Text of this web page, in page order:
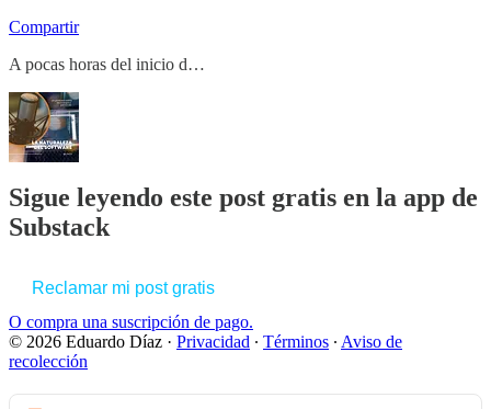
Compartir
A pocas horas del inicio d…
Sigue leyendo este post gratis en la app de
Substack
Reclamar mi post gratis
O compra una suscripción de pago.
© 2026 Eduardo Díaz · Privacidad ∙ Términos ∙ Aviso de
recolección